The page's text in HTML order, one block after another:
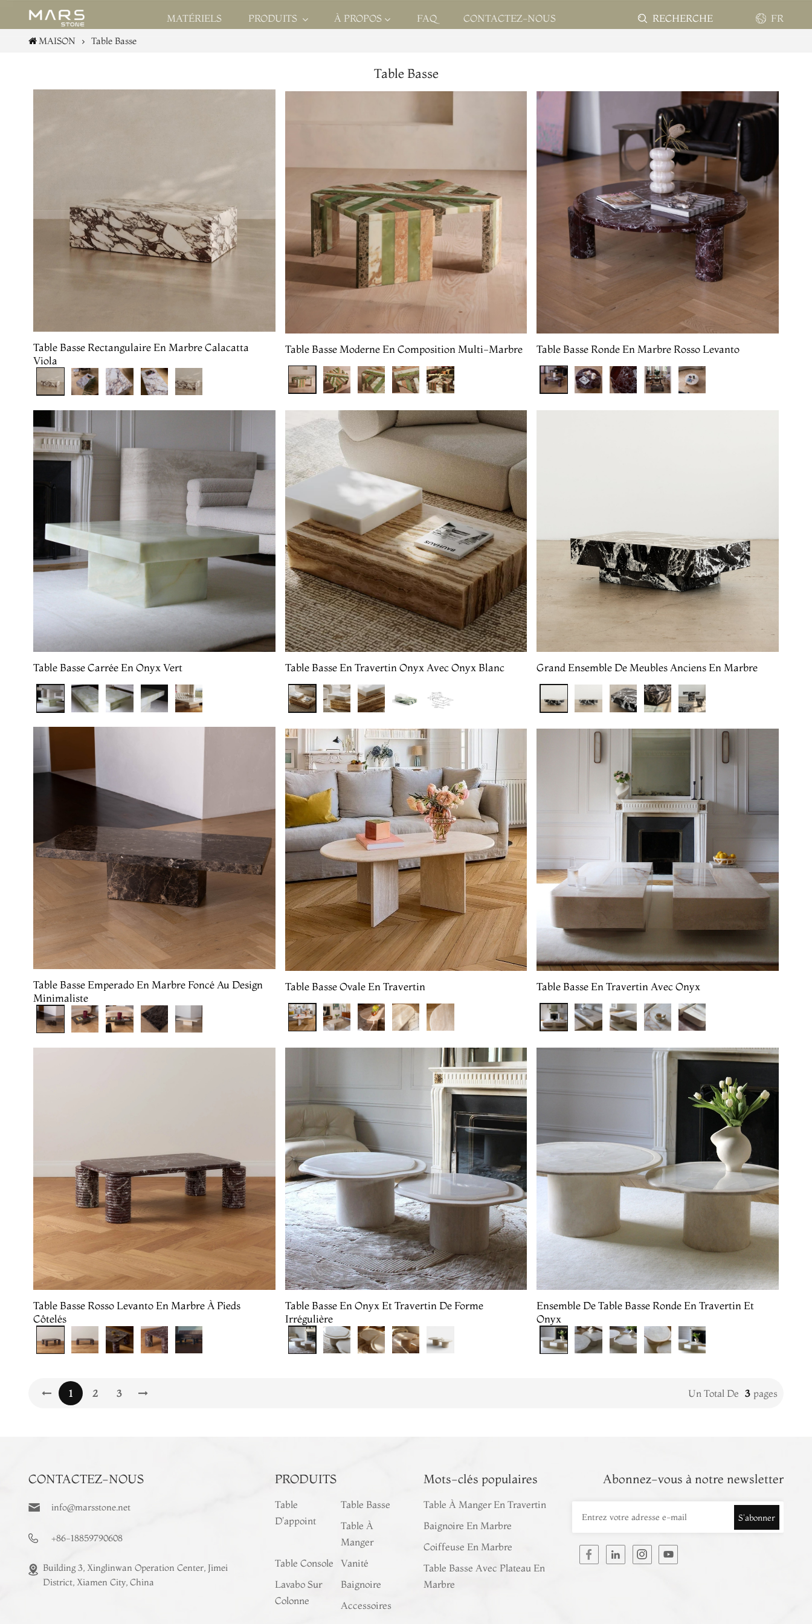
MATÉRIELS PRODUITS À PROPOS FAQ CONTACTEZ-NOUS RECHERCHE FR
FR
PT
AR
MAISON Table Basse
Table Basse
Table Basse Rectangulaire En Marbre Calacatta
Viola
Table Basse Moderne En Composition Multi-Marbre Table Basse Ronde En Marbre Rosso Levanto
Table Basse Carrée En Onyx Vert Table Basse En Travertin Onyx Avec Onyx Blanc Grand Ensemble De Meubles Anciens En Marbre
Table Basse Emperado En Marbre Foncé Au Design
Minimaliste
Table Basse Ovale En Travertin Table Basse En Travertin Avec Onyx
Table Basse Rosso Levanto En Marbre À Pieds
Côtelés
Table Basse En Onyx Et Travertin De Forme
Irrégulière
Ensemble De Table Basse Ronde En Travertin Et
Onyx
1 2 3 Un Total De 3 Pages
CONTACTEZ-NOUS
info@marsstone.net
+86-18859790608
Building 3, Xinglinwan Operation Center, Jimei
District, Xiamen City, China
PRODUITS
Table
D'appoint
Table Basse
Table À
Manger
Table Console
Vanité
Lavabo Sur
Colonne
Baignoire
Accessoires
Mots-clés populaires
Table À Manger En Travertin
Baignoire En Marbre
Coiffeuse En Marbre
Table Basse Avec Plateau En
Marbre
Abonnez-vous à notre newsletter
S'abonner